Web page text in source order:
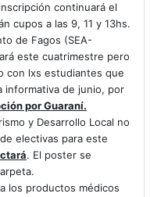
continuará el
cupos a las 9, 11 y 13hs.
de Fagos (SEA-
este cuatrimestre pero
con lxs estudiantes que
informativa de junio, por
por Guaraní.
y Desarrollo Local no
electivas para este
. El poster se
los productos médicos